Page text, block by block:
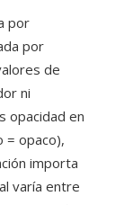
por
por
de
ni
opacidad en
= opaco),
importa
varía entre